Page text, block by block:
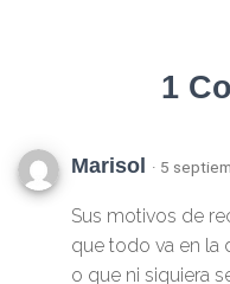
1
Marisol · 5
Sus motivos de
que todo va en la
o que ni siquiera